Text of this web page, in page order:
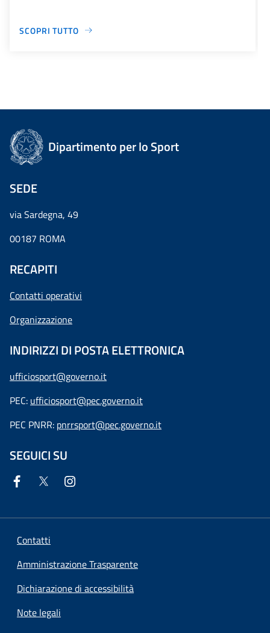
SCOPRI TUTTO
Dipartimento per lo Sport
SEDE
via Sardegna, 49
00187 ROMA
RECAPITI
Contatti operativi
Organizzazione
INDIRIZZI DI POSTA ELETTRONICA
ufficiosport@governo.it
PEC: ufficiosport@pec.governo.it
PEC PNRR: pnrrsport@pec.governo.it
SEGUICI SU
Contatti
Amministrazione Trasparente
Dichiarazione di accessibilità
Note legali